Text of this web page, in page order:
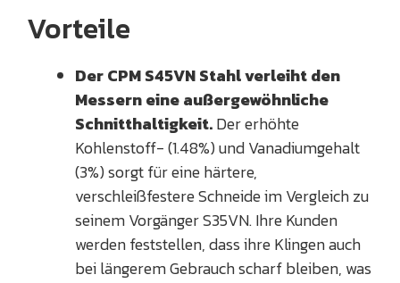
Vorteile
Der CPM S45VN Stahl verleiht den
Messern eine außergewöhnliche
Schnitthaltigkeit.Der erhöhte
Kohlenstoff- (1.48%) und Vanadiumgehalt
(3%) sorgt für eine härtere,
verschleißfestere Schneide im Vergleich zu
seinem Vorgänger S35VN. Ihre Kunden
werden feststellen, dass ihre Klingen auch
bei längerem Gebrauch scharf bleiben, was